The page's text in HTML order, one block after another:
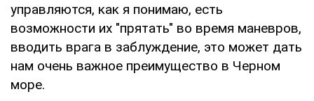
управляются, как я понимаю, есть
возможности их "прятать" во время маневров,
вводить врага в заблуждение, это может дать
нам очень важное преимущество в Черном
море.